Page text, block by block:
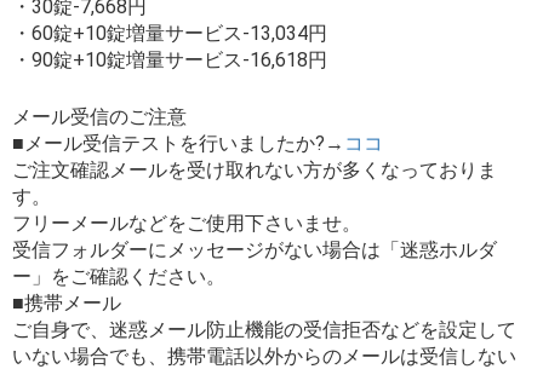
・30錠-7,668円
・60錠+10錠増量サービス-13,034円
・90錠+10錠増量サービス-16,618円
メール受信のご注意
■メール受信テストを行いましたか?→ ココ
ご注文確認メールを受け取れない方が多くなっておりま
す。
フリーメールなどをご使用下さいませ。
受信フォルダーにメッセージがない場合は「迷惑ホルダ
ー」をご確認ください。
■携帯メール
ご自身で、迷惑メール防止機能の受信拒否などを設定して
いない場合でも、携帯電話以外からのメールは受信しない